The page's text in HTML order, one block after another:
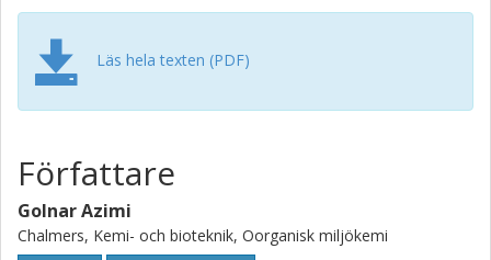
Läs hela texten (PDF)
Författare
Golnar Azimi
Chalmers, Kemi- och bioteknik, Oorganisk miljökemi